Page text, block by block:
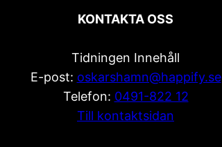
KONTAKTA OSS
Tidningen Innehåll
E-post: oskarshamn@happify.se
Telefon: 0491-822 12
Till kontaktsidan